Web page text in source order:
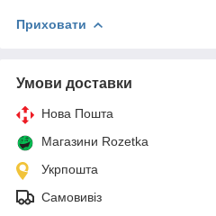
Приховати
Умови доставки
Нова Пошта
Магазини Rozetka
Укрпошта
Самовивіз